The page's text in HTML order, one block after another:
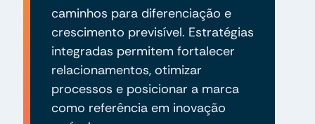
caminhos para diferenciação e
crescimento previsível. Estratégias
integradas permitem fortalecer
relacionamentos, otimizar
processos e posicionar a marca
como referência em inovação